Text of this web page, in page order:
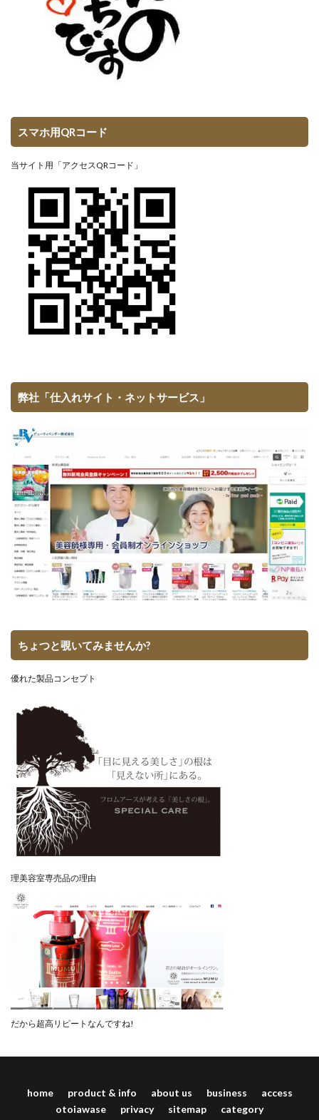
スマホ用QRコード
当サイト用「アクセスQRコード」
弊社「仕入れサイト・ネットサービス」
ちょつと覗いてみませんか?
優れた製品コンセプト
理美容室専売品の理由
だから超高リピートなんですね!
home product & info about us business
access
otoiawase
privacy sitemap category